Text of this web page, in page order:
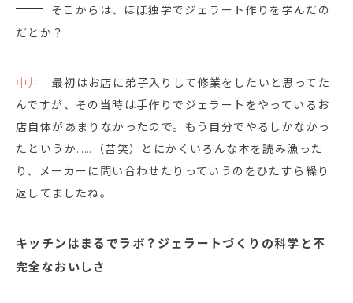
そこからは、ほぼ独学でジェラート作りを学んだの
だとか？
中井
最初はお店に弟子入りして修業をしたいと思ってた
んですが、その当時は手作りでジェラートをやっているお
店自体があまりなかったので。もう自分でやるしかなかっ
たというか……（苦笑）とにかくいろんな本を読み漁った
り、メーカーに問い合わせたりっていうのをひたすら繰り
返してましたね。
キッチンはまるでラボ？ジェラートづくりの科学と不
完全なおいしさ